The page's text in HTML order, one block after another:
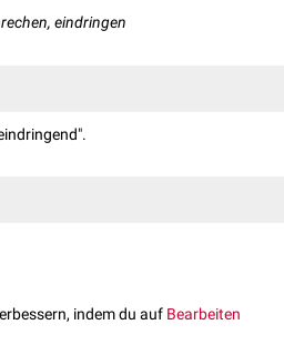
eindringen
in verschiedenen
für
,Lumbalpunktion,
indem du auf Bearbeiten